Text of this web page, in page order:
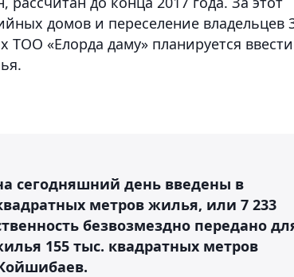
домов и переселение владельцев
«Елорда даму» планируется
сегодняшний день введены в
метров жилья, или 7 233
безвозмездно передано
155 тыс. квадратных метров